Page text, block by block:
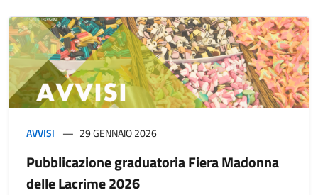
AVVISI 29 GENNAIO 2026
Pubblicazione graduatoria Fiera Madonna
delle Lacrime 2026